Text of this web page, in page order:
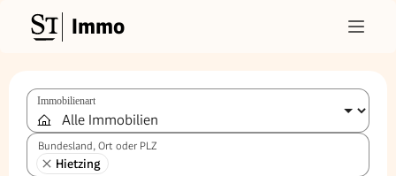
Immo
Immobilienart
Bundesland, Ort oder PLZ
Hietzing